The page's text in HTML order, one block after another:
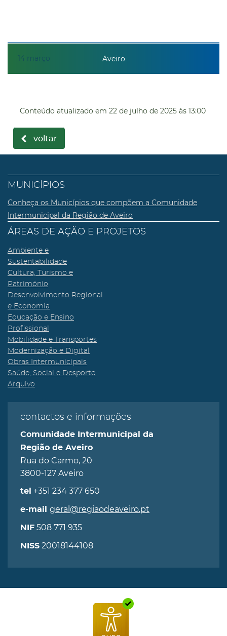
14 março Aveiro
Conteúdo atualizado em 22 de julho de 2025 às 13:00
voltar
MUNICÍPIOS
Conheça os Municípios que compõem a Comunidade
Intermunicipal da Região de Aveiro
ÁREAS DE AÇÃO E PROJETOS
Ambiente e
Sustentabilidade
Cultura, Turismo e
Património
Desenvolvimento Regional
e Economia
Educação e Ensino
Profissional
Mobilidade e Transportes
Modernização e Digital
Obras Intermunicipais
Saúde, Social e Desporto
Arquivo
contactos e informações
Comunidade Intermunicipal da
Região de Aveiro
Rua do Carmo, 20
3800-127 Aveiro
tel +351 234 377 650
e-mail geral@regiaodeaveiro.pt
NIF 508 771 935
NISS 20018144108